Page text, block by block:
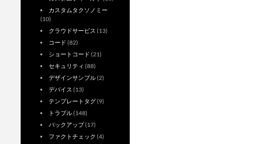
カスタムタクソノミー
(10)
クラウドサービス (13)
コード (82)
ショートコード (21)
セキュリティ (88)
デザインサンプル(2)
デバイス (13)
テンプレートタグ(9)
トラブル(148)
バックアップ(17)
ファクトチェック (4)